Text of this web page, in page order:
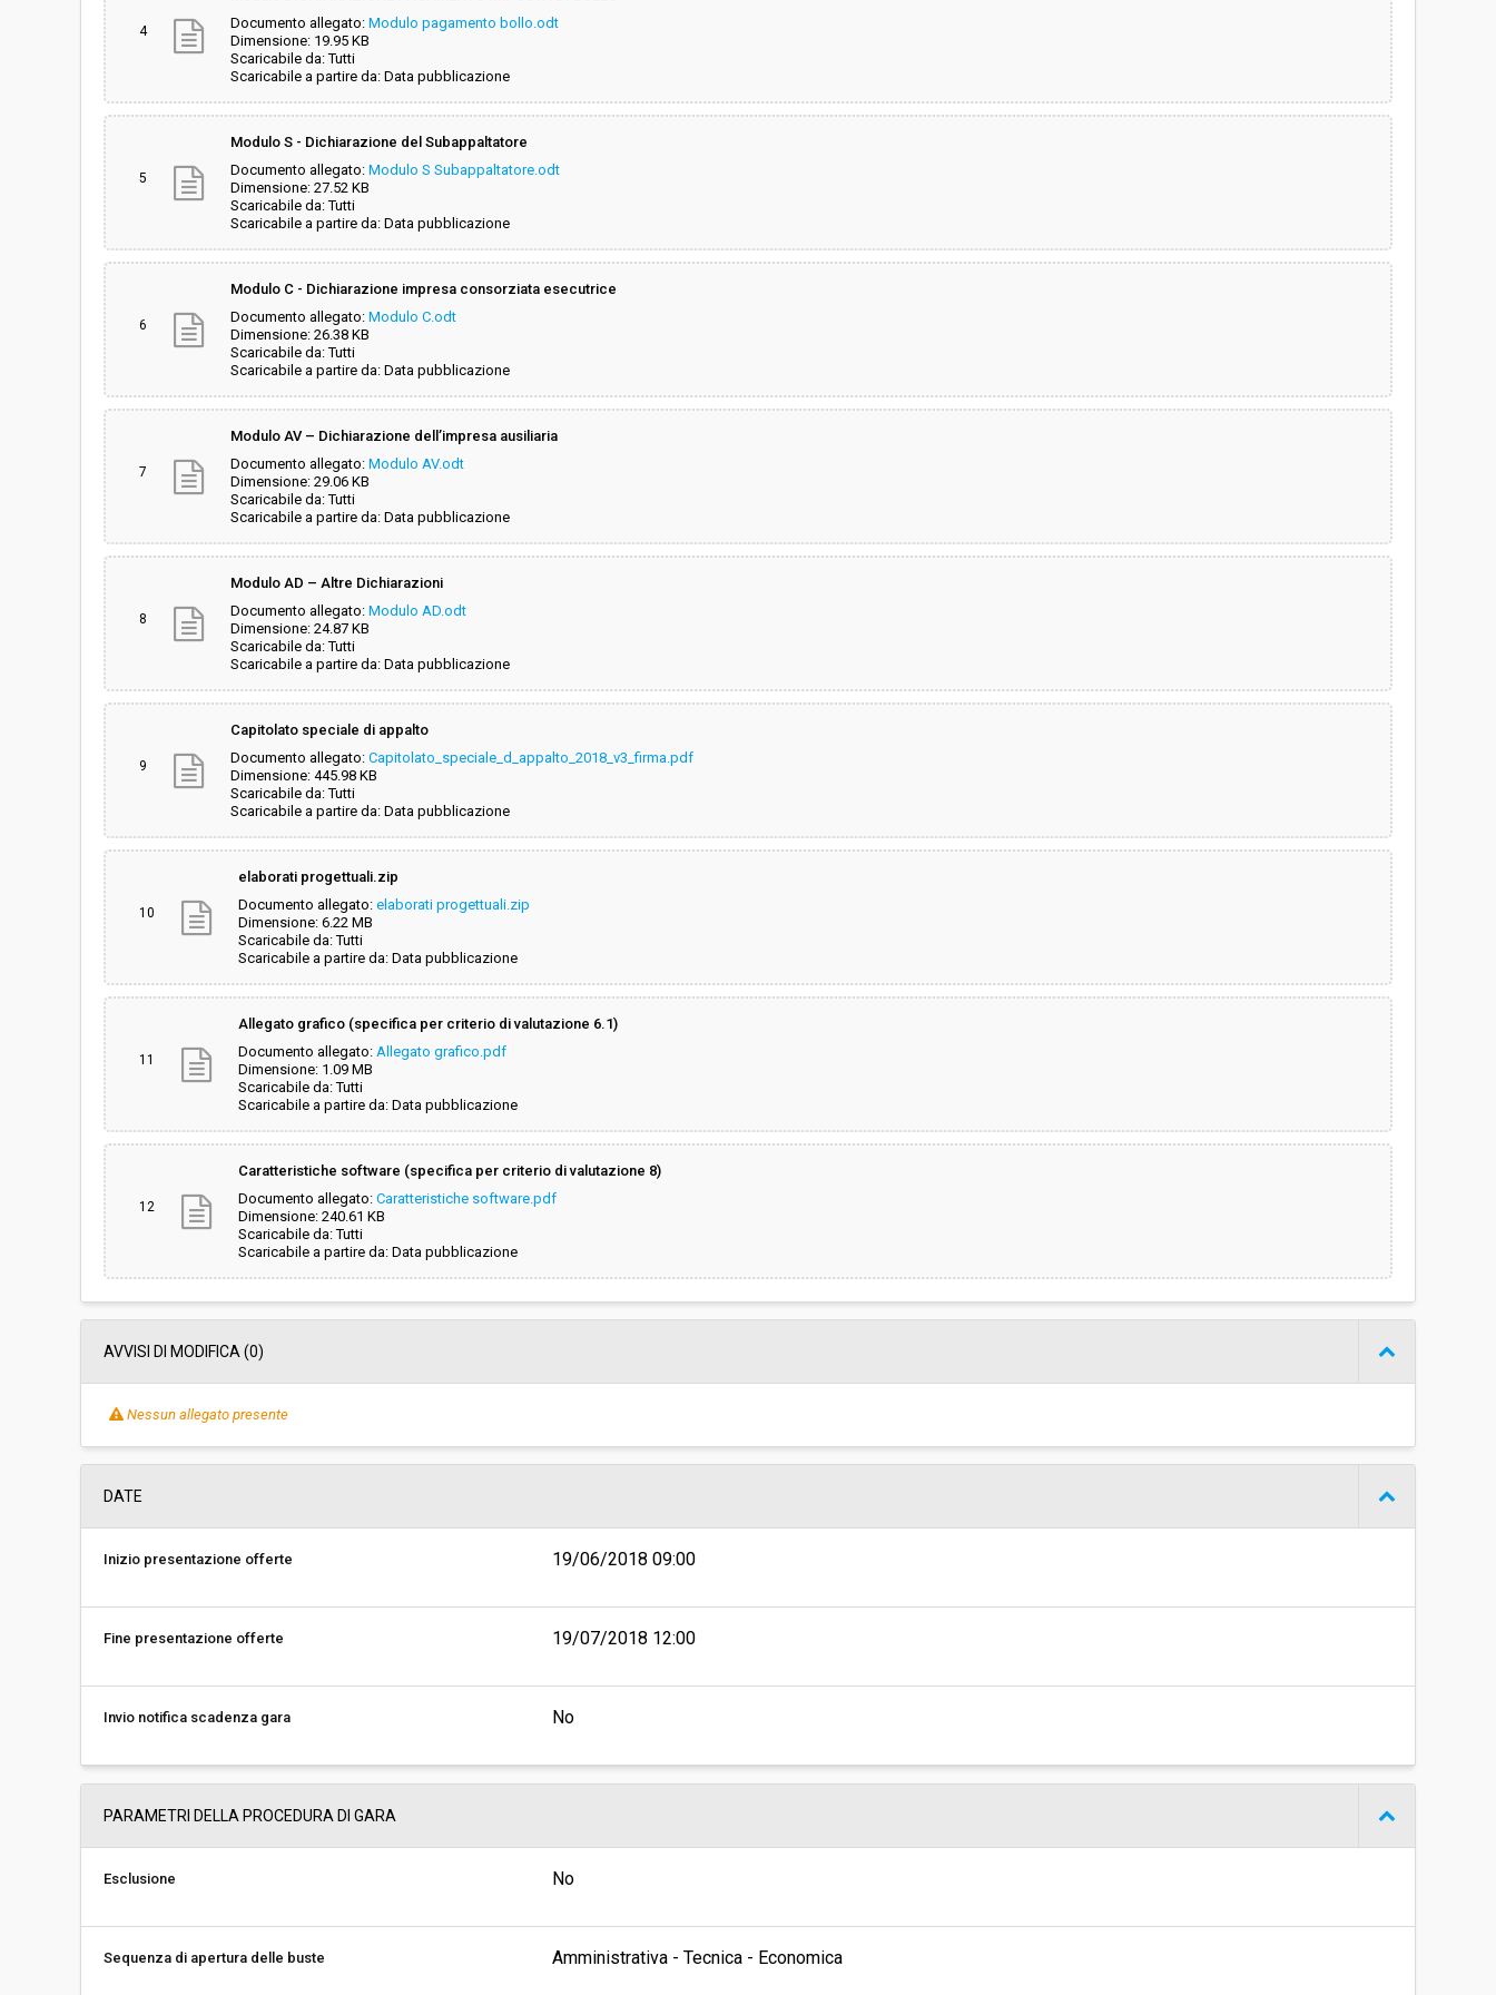
4
Documento allegato: Modulo pagamento bollo.odt
Dimensione: 19.95 KB
Scaricabile da: Tutti
Scaricabile a partire da: Data pubblicazione
5
Modulo S - Dichiarazione del Subappaltatore
Documento allegato: Modulo S Subappaltatore.odt
Dimensione: 27.52 KB
Scaricabile da: Tutti
Scaricabile a partire da: Data pubblicazione
6
Modulo C - Dichiarazione impresa consorziata esecutrice
Documento allegato: Modulo C.odt
Dimensione: 26.38 KB
Scaricabile da: Tutti
Scaricabile a partire da: Data pubblicazione
7
Modulo AV – Dichiarazione dell’impresa ausiliaria
Documento allegato: Modulo AV.odt
Dimensione: 29.06 KB
Scaricabile da: Tutti
Scaricabile a partire da: Data pubblicazione
8
Modulo AD – Altre Dichiarazioni
Documento allegato: Modulo AD.odt
Dimensione: 24.87 KB
Scaricabile da: Tutti
Scaricabile a partire da: Data pubblicazione
9
Capitolato speciale di appalto
Documento allegato: Capitolato_speciale_d_appalto_2018_v3_firma.pdf
Dimensione: 445.98 KB
Scaricabile da: Tutti
Scaricabile a partire da: Data pubblicazione
10
elaborati progettuali.zip
Documento allegato: elaborati progettuali.zip
Dimensione: 6.22 MB
Scaricabile da: Tutti
Scaricabile a partire da: Data pubblicazione
11
Allegato grafico (specifica per criterio di valutazione 6.1)
Documento allegato: Allegato grafico.pdf
Dimensione: 1.09 MB
Scaricabile da: Tutti
Scaricabile a partire da: Data pubblicazione
12
Caratteristiche software (specifica per criterio di valutazione 8)
Documento allegato: Caratteristiche software.pdf
Dimensione: 240.61 KB
Scaricabile da: Tutti
Scaricabile a partire da: Data pubblicazione
AVVISI DI MODIFICA (0)
Nessun allegato presente
DATE
Inizio presentazione offerte 19/06/2018 09:00
Fine presentazione offerte 19/07/2018 12:00
Invio notifica scadenza gara No
PARAMETRI DELLA PROCEDURA DI GARA
Esclusione No
Sequenza di apertura delle buste Amministrativa - Tecnica - Economica